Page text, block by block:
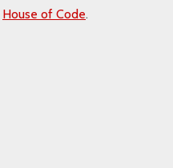
House of Code.